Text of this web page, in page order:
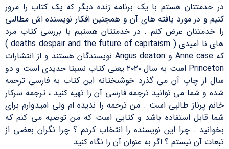
در خدمتتان هستم با یک برنامه زنده دیگر که یک کتاب را مرور
کنیم و در مورد یافته های آن و همچنین افکار نویسنده اش مطالبی
را خدمتتان عرض کنم . در خدمتتان هستیم با بررسی کتاب مرد
های نا امیدی ( deaths despair and the future of capitaism )
که Anne case و Angus deaton نویسندگان هستند و از انتشارات
Princeton است به سال ۲۰۲۰ یعنی کتاب نسبتا جدیدی است و دو
سال از چاپ آن می گذرد خوشبختانه این کتاب به فارسی ترجمه
شده و شما می توانید ترجمه فارسی آن را تهیه کنید ، ترجمه سرکار
خانم پرناز طالبی است . من ترجمه را ندیده ام ولی امیدوارم برای
شما قابل استفاده باشد و کتابی است که من توصیه می کنم که
بخوانید . چرا این نویسنده را انتخاب کردم ؟ چرا نگران بعضی از
تبعات آن نیستم ؟ اگر به عنوان آن را نگاه کنید